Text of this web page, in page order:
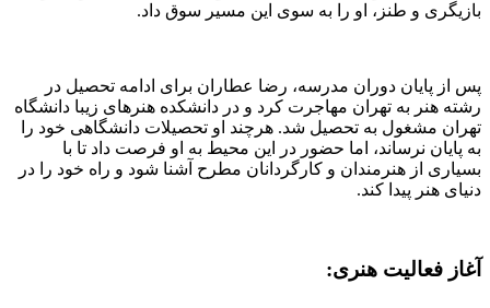
بازیگری و طنز، او را به سوی این مسیر سوق داد.
پس از پایان دوران مدرسه، رضا عطاران برای ادامه تحصیل در
رشته هنر به تهران مهاجرت کرد و در دانشکده هنرهای زیبا دانشگاه
تهران مشغول به تحصیل شد. هرچند او تحصیلات دانشگاهی خود را
به پایان نرساند، اما حضور در این محیط به او فرصت داد تا با
بسیاری از هنرمندان و کارگردانان مطرح آشنا شود و راه خود را در
دنیای هنر پیدا کند.
آغاز فعالیت هنری: